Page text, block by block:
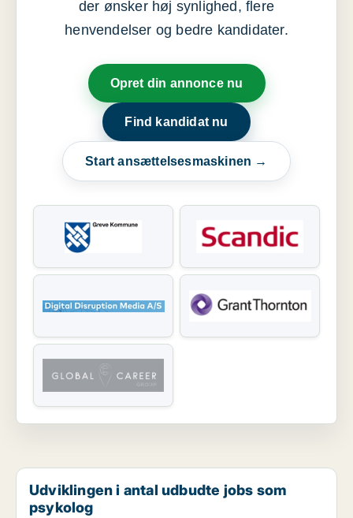
der ønsker høj synlighed, flere
henvendelser og bedre kandidater.
Opret din annonce nu
Find kandidat nu
Start ansættelsesmaskinen →
Udviklingen i antal udbudte jobs som
psykolog